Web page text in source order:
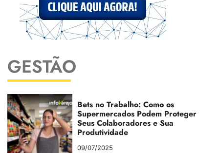
GESTÃO
Bets no Trabalho: Como os
Supermercados Podem Proteger
Seus Colaboradores e Sua
Produtividade
09/07/2025